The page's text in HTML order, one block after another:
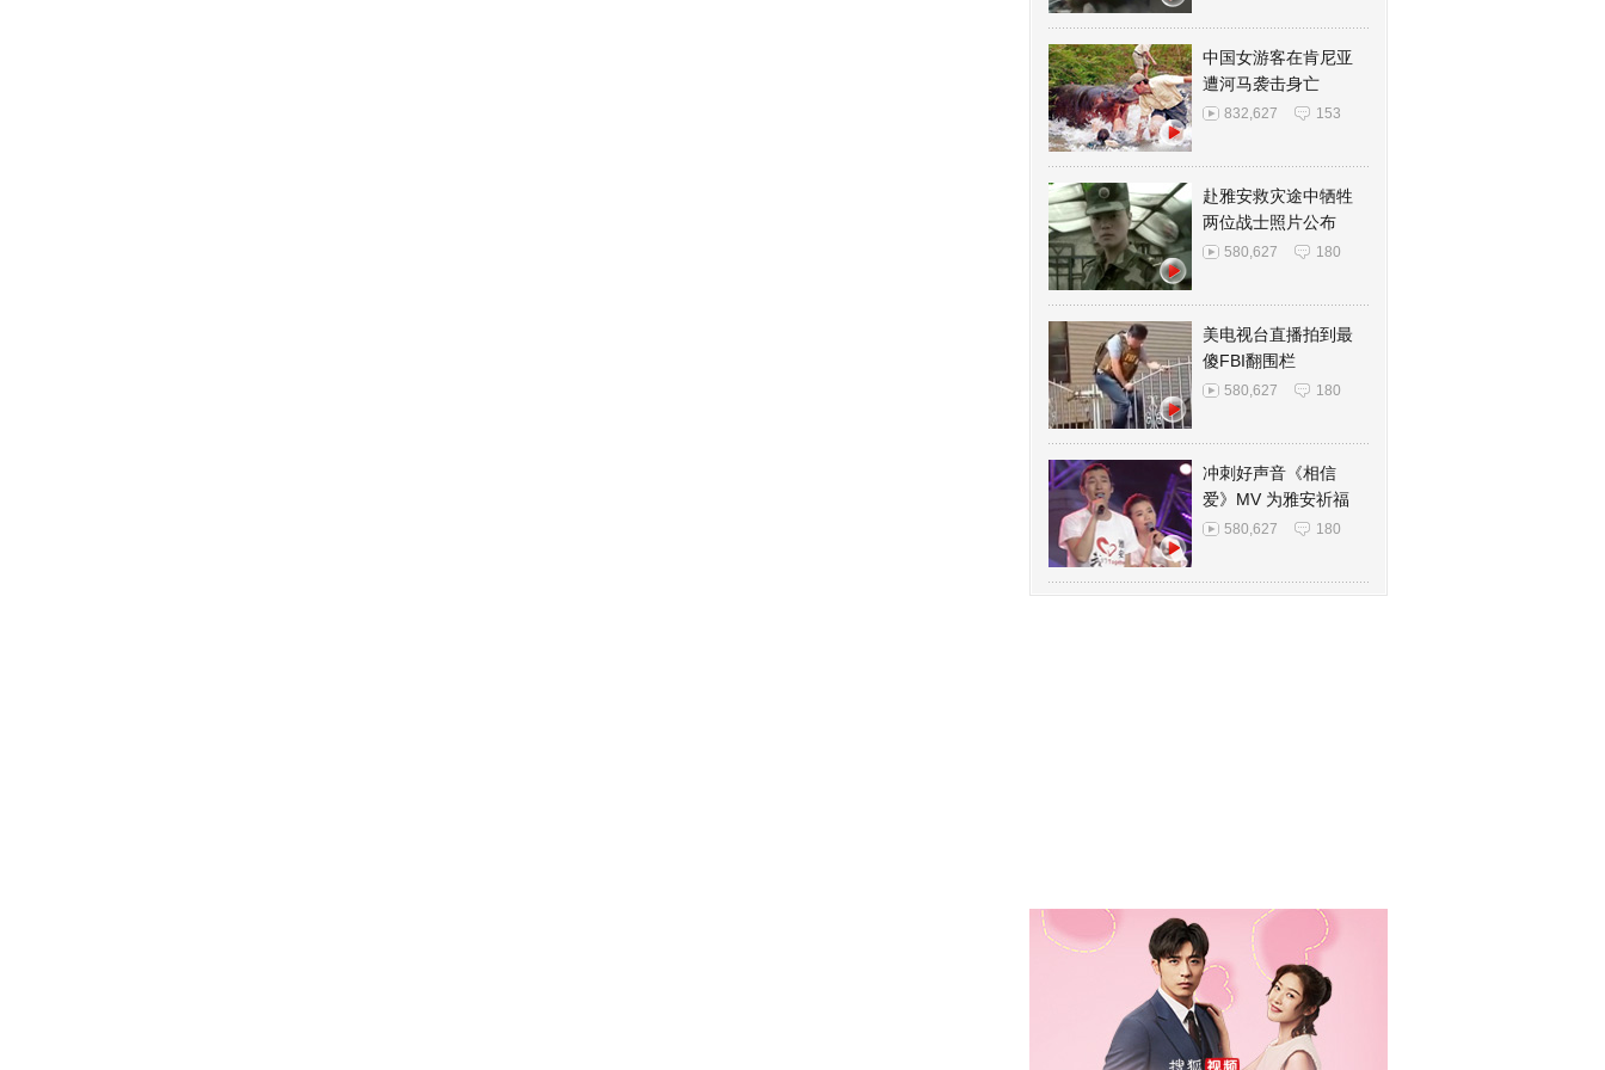
中国女游客在肯尼亚
遭河马袭击身亡
832,627 153
赴雅安救灾途中牺牲
两位战士照片公布
580,627 180
美电视台直播拍到最
傻FBI翻围栏
580,627 180
冲刺好声音《相信
爱》MV 为雅安祈福
580,627 180